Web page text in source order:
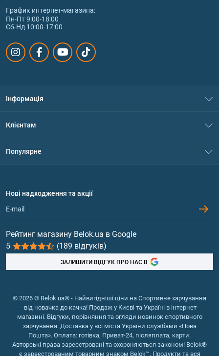
График интернет‑магазина:
Пн-Пт 9:00-18:00
Сб-Нд 10:00-17:00
Інформація
Політика конфіденційності
Обмін та повернення
Клієнтам
Популярне
Протеїн
Гейнери
Вітаміни та мінерали
Риб'ячий жир, жирні кислоти
Нові надходження та акції
Рейтинг магазину Belok.ua в Google
5
(189 відгуків)
ЗАЛИШИТИ ВІДГУК ПРО НАС В
© 2026 © Belok.ua® - Найвигідніші ціни на Спортивне харчування
- від новачка до качка! Продаж у Києві та Україні в інтернет-
магазині. Відгуки, порівняння та огляди новинок спортивного
харчування. Доставка у всі міста України службами «Нова
Пошта». Оплата: готівка, Приват-24, післяплата, карти.
Авторські права зареєстровані та охороняються законом! Belok®
є зареєстрованим товарним знаком Belok™. Продукти та вся